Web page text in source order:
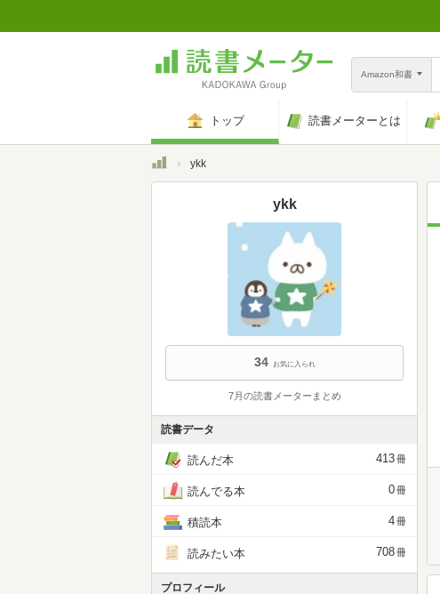
Amazon和書
トップ 読書メーターとは
トップykk
ykk
34 お気に入られ
7月の読書メーターまとめ
読書データ
読んだ本 413冊
読んでる本 0冊
積読本 4冊
読みたい本 708冊
プロフィール